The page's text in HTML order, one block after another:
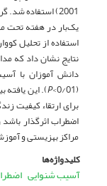
یک‌­بار در هفته تحت
استفاده از تحلیل
نتایج نشان داد که
دانش­ آموزان با
(0/01>
P). این
برای ارتقاء کیفیت
اضطراب اثرگذار
مراکز بهزیستی و
کلیدواژه‌ها
آسیب شنوایی